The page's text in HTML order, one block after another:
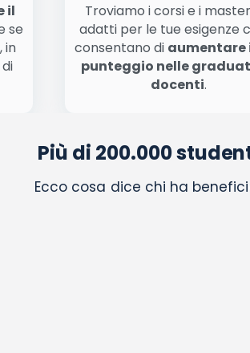
il
se
in
Troviamo i corsi e i
adatti per le tue esigenze
consentano di aumentare
punteggio nelle
docenti.
Più di 200.000
Ecco cosa dice chi ha